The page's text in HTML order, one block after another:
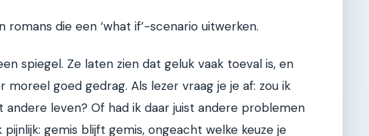
die een ‘what if’-scenario uitwerken.
spiegel. Ze laten zien dat geluk vaak toeval is, en
goed gedrag. Als lezer vraag je je af: zou ik
andere leven? Of had ik daar juist andere problemen
gemis blijft gemis, ongeacht welke keuze je